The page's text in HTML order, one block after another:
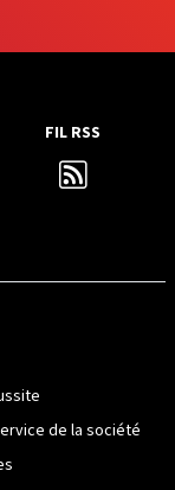
FIL RSS
de la société